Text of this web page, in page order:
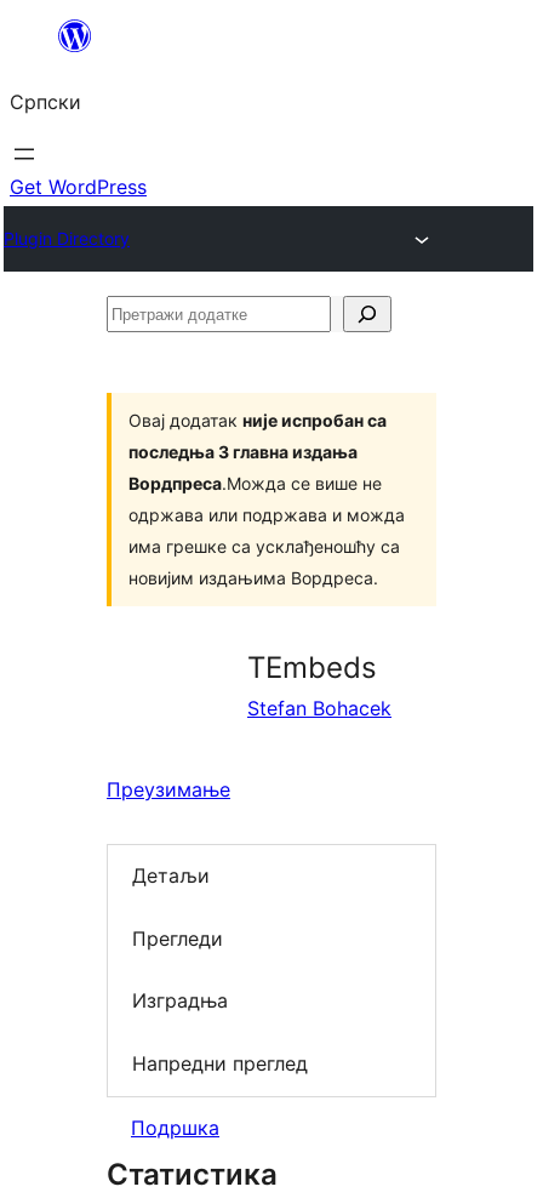
Скочи
садржај
Српски
Get WordPress
Plugin Directory
Претражи
Овај додатак није испробан са
последња 3 главна издања
Вордпреса.Можда се више не
одржава или подржава и можда
има грешке са усклађеношћу са
новијим издањима Вордреса.
TEmbeds
Stefan Bohacek
Преузимање
Детаљи
Прегледи
Изградња
Напредни преглед
Подршка
Статистика